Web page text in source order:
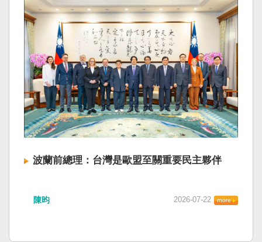
波蘭前總理：台灣是歐盟至關重要民主夥伴
陳昀 2026-07-22